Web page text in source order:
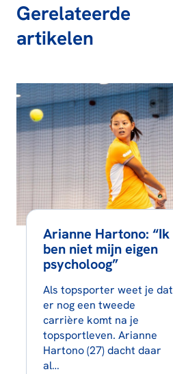
Gerelateerde
artikelen
Arianne Hartono: “Ik
ben niet mijn eigen
psycholoog”
Als topsporter weet je dat
er nog een tweede
carrière komt na je
topsportleven. Arianne
Hartono (27) dacht daar
al…